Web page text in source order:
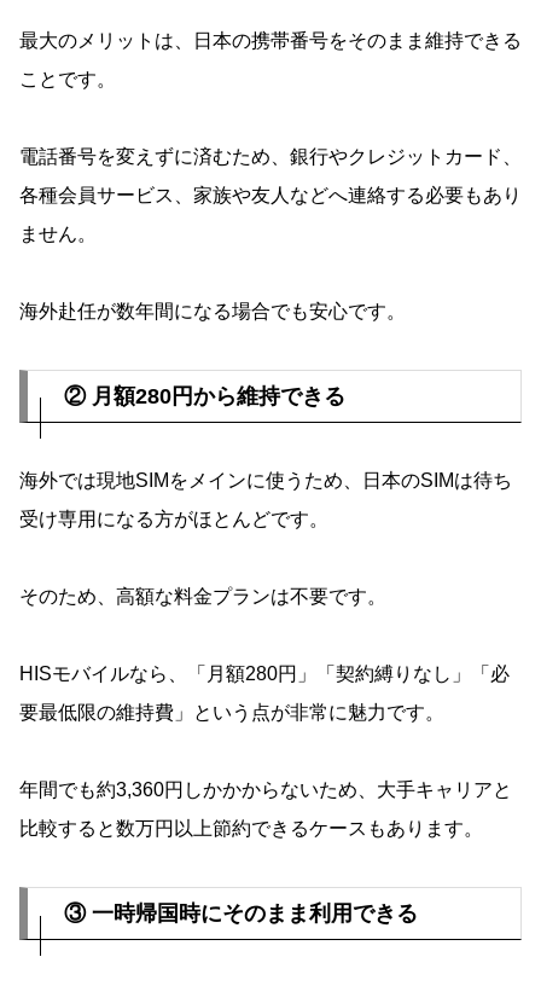
最大のメリットは、日本の携帯番号をそのまま維持できる
ことです。
電話番号を変えずに済むため、銀行やクレジットカード、
各種会員サービス、家族や友人などへ連絡する必要もあり
ません。
海外赴任が数年間になる場合でも安心です。
② 月額280円から維持できる
海外では現地SIMをメインに使うため、日本のSIMは待ち
受け専用になる方がほとんどです。
そのため、高額な料金プランは不要です。
HISモバイルなら、「月額280円」「契約縛りなし」「必
要最低限の維持費」という点が非常に魅力です。
年間でも約3,360円しかかからないため、大手キャリアと
比較すると数万円以上節約できるケースもあります。
③ 一時帰国時にそのまま利用できる